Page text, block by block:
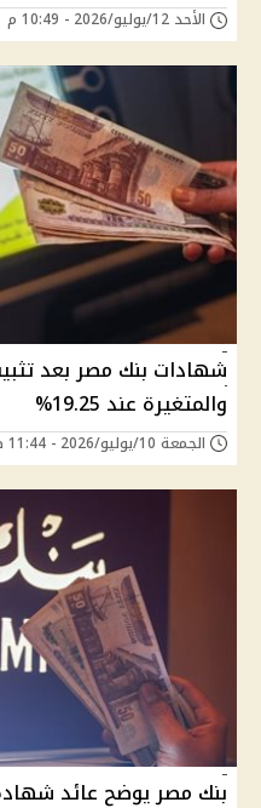
الأحد 12/يوليو/2026 - 10:49 م
والمتغيرة عند 19.25%
الجمعة 10/يوليو/2026 - 11:44 ص
بنك مصر يوضح عائد